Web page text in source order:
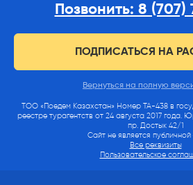
Позвонить: 8 (707)
ПОДПИСАТЬСЯ НА
Вернуться на полную
ТОО «Поедем Казахстан» Номер ТА-438 в
реестре турагентств от 24 августа 2017 года.
пр. Достык 42/1
Сайт не является
Все реквизиты
Пользовательское